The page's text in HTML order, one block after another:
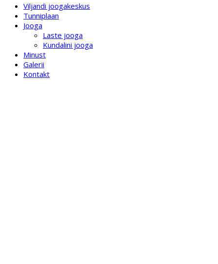
Viljandi joogakeskus
Tunniplaan
Jooga
Laste jooga
Kundalini jooga
Minust
Galerii
Kontakt